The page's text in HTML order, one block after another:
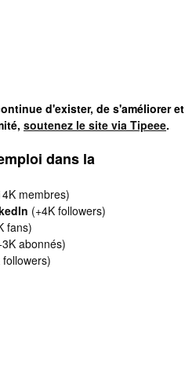
d'exister, de s'améliorer et
soutenez le site via Tipeee.
dans la
membres)
(+4K followers)
fans)
abonnés)